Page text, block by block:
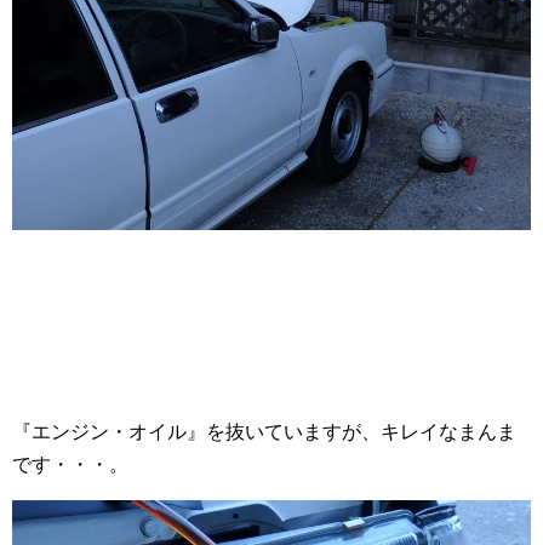
『エンジン・オイル』を抜いていますが、キレイなまんま
です・・・。